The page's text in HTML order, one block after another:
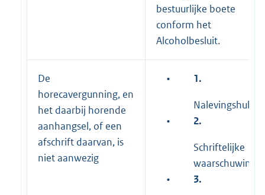
bestuurlijke boete
conform het
Alcoholbesluit.
De
horecavergunning, en
het daarbij horende
aanhangsel, of een
afschrift daarvan, is
niet aanwezig
• 1.
Nalevingshulp
•
2.
Schriftelijke
waarschuwing
•
3.